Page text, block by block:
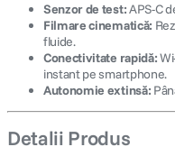
Senzor de test:APS-C
Filmare cinematică:
fluide.
Conectivitate rapidă:
instant pe smartphone.
Autonomie extinsă:
Detalii Produs